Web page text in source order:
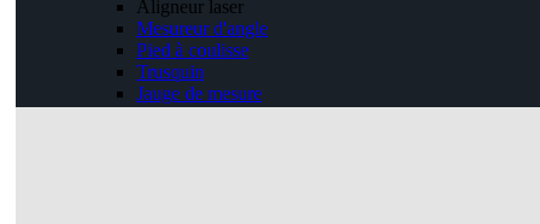
Aligneur laser
Mesureur d'angle
Pied à coulisse
Trusquin
Jauge de mesure